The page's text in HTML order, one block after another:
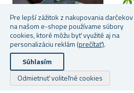
Pre lepší zážitok z nakupovania darčekov
na našom e-shope používame súbory
cookies, ktoré môžu byť využité aj na
personalizáciu reklám (prečítať).
Súhlasím
Odmietnuť voliteľné cookies
VIANOČNÁ SVIETIACA DEKA